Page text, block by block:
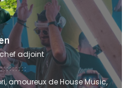
adjoint
amoureux de House Music,